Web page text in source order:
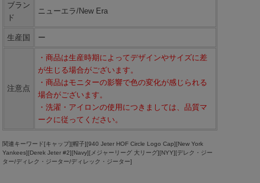
ブラン
ド
ニューエラ/New Era
生産国 ー
注意点
・商品は生産時期によってデザインやサイズに差
が生じる場合がございます。
・商品はモニターの影響で色の変化が感じられる
場合がございます。
・洗濯・アイロンの使用につきましては、品質マ
ークに従ってください。
関連キーワード[キャップ][帽子][940 Jeter HOF Circle Logo Cap][New York
Yankees][Derek Jeter #2][Navy][メジャーリーグ 大リーグ][NYY][デレク・ジー
ター/ディレク・ジーター/ディレック・ジーター]